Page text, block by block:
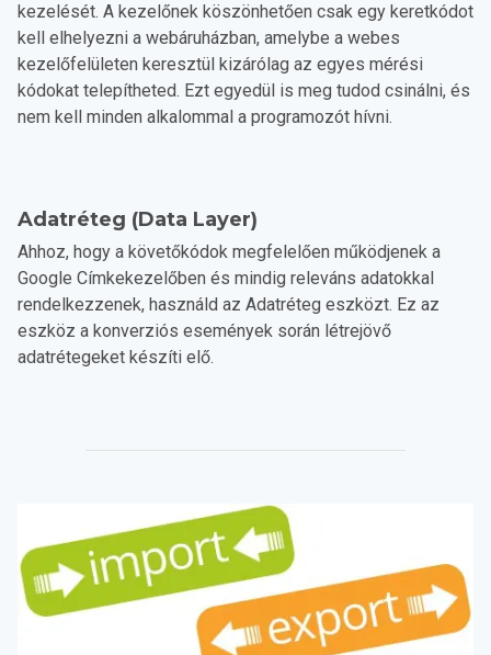
kezelését. A kezelőnek köszönhetően csak egy keretkódot
kell elhelyezni a webáruházban, amelybe a webes
kezelőfelületen keresztül kizárólag az egyes mérési
kódokat telepítheted. Ezt egyedül is meg tudod csinálni, és
nem kell minden alkalommal a programozót hívni.
Adatréteg (Data Layer)
Ahhoz, hogy a követőkódok megfelelően működjenek a
Google Címkekezelőben és mindig releváns adatokkal
rendelkezzenek, használd az Adatréteg eszközt. Ez az
eszköz a konverziós események során létrejövő
adatrétegeket készíti elő.